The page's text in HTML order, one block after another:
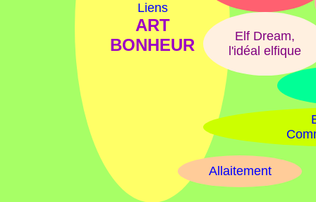
Liens
ART
BONHEUR
Elf Dream,
l'idéal elfique
Allaitement